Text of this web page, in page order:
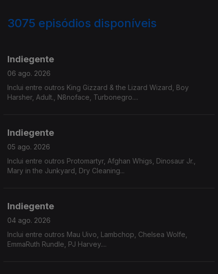
3075 episódios disponíveis
Indiegente
06 ago. 2026
Inclui entre outros King Gizzard & the Lizard Wizard, Boy
Harsher, Adult., N8noface, Turbonegro....
Indiegente
05 ago. 2026
Inclui entre outros Protomartyr, Afghan Whigs, Dinosaur Jr.,
Mary in the Junkyard, Dry Cleaning...
Indiegente
04 ago. 2026
Inclui entre outros Mau Uivo, Lambchop, Chelsea Wolfe,
EmmaRuth Rundle, PJ Harvey....